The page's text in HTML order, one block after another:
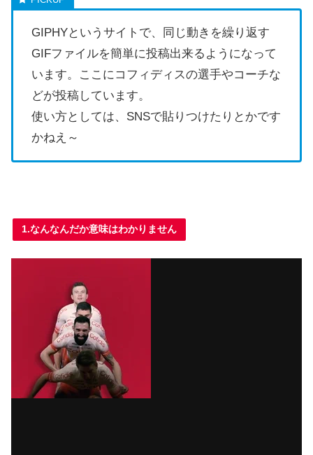
GIPHYというサイトで、同じ動きを繰り返す
GIFファイルを簡単に投稿出来るようになって
います。ここにコフィディスの選手やコーチな
どが投稿しています。
使い方としては、SNSで貼りつけたりとかです
かねえ～
1.なんなんだか意味はわかりません